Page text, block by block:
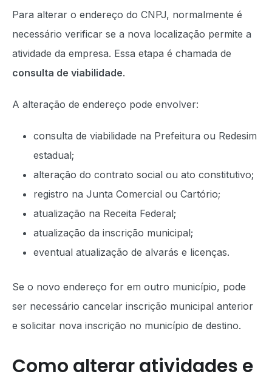
Para alterar o endereço do CNPJ, normalmente é
necessário verificar se a nova localização permite a
atividade da empresa. Essa etapa é chamada de
consulta de viabilidade.
A alteração de endereço pode envolver:
consulta de viabilidade na Prefeitura ou Redesim
estadual;
alteração do contrato social ou ato constitutivo;
registro na Junta Comercial ou Cartório;
atualização na Receita Federal;
atualização da inscrição municipal;
eventual atualização de alvarás e licenças.
Se o novo endereço for em outro município, pode
ser necessário cancelar inscrição municipal anterior
e solicitar nova inscrição no município de destino.
Como alterar atividades e